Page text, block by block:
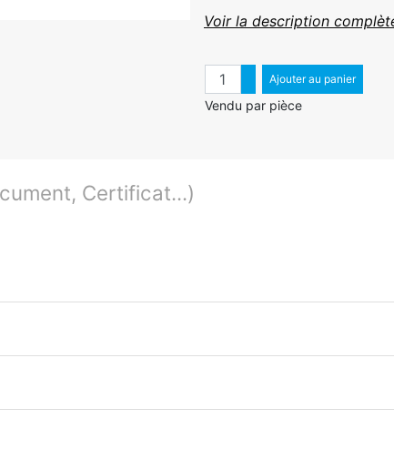
Voir la description
QuantitéAugmenter quantité
Diminuer quantité
Ajouter au panier
Vendu par pièce
Certificat...)